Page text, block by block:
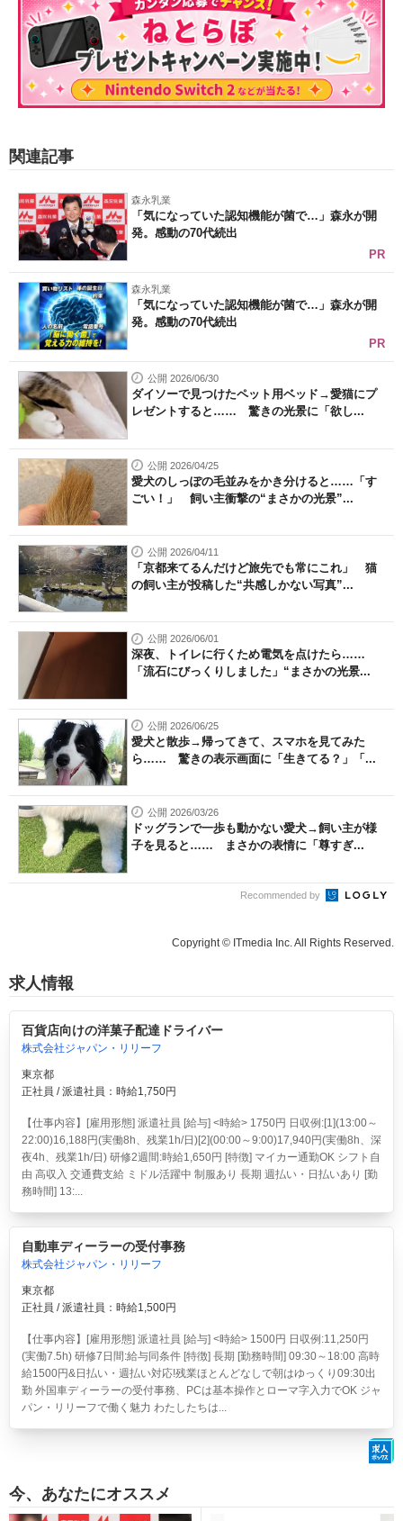
関連記事
森永乳業
「気になっていた認知機能が菌で…」森永が開
発。感動の70代続出
PR
森永乳業
「気になっていた認知機能が菌で…」森永が開
発。感動の70代続出
PR
公開 2026/06/30
ダイソーで見つけたペット用ベッド→愛猫にプ
レゼントすると…… 驚きの光景に「欲し...
公開 2026/04/25
愛犬のしっぽの毛並みをかき分けると……「す
ごい！」 飼い主衝撃の“まさかの光景”...
公開 2026/04/11
「京都来てるんだけど旅先でも常にこれ」 猫
の飼い主が投稿した“共感しかない写真”...
公開 2026/06/01
深夜、トイレに行くため電気を点けたら……
「流石にびっくりしました」“まさかの光景...
公開 2026/06/25
愛犬と散歩→帰ってきて、スマホを見てみた
ら…… 驚きの表示画面に「生きてる？」「...
公開 2026/03/26
ドッグランで一歩も動かない愛犬→飼い主が様
子を見ると…… まさかの表情に「尊すぎ...
Recommended by
Copyright © ITmedia Inc. All Rights Reserved.
求人情報
百貨店向けの洋菓子配達ドライバー
株式会社ジャパン・リリーフ
東京都
正社員 / 派遣社員：時給1,750円
【仕事内容】[雇用形態] 派遣社員 [給与] <時給> 1750円 日収例:[1](13:00～
22:00)16,188円(実働8h、残業1h/日)[2](00:00～9:00)17,940円(実働8h、深
夜4h、残業1h/日) 研修2週間:時給1,650円 [特徴] マイカー通勤OK シフト自
由 高収入 交通費支給 ミドル活躍中 制服あり 長期 週払い・日払いあり [勤
務時間] 13:...
自動車ディーラーの受付事務
株式会社ジャパン・リリーフ
東京都
正社員 / 派遣社員：時給1,500円
【仕事内容】[雇用形態] 派遣社員 [給与] <時給> 1500円 日収例:11,250円
(実働7.5h) 研修7日間:給与同条件 [特徴] 長期 [勤務時間] 09:30～18:00 高時
給1500円&日払い・週払い対応!残業ほとんどなしで朝はゆっくり09:30出
勤 外国車ディーラーの受付事務、PCは基本操作とローマ字入力でOK ジャ
パン・リリーフで働く魅力 わたしたちは...
今、あなたにオススメ